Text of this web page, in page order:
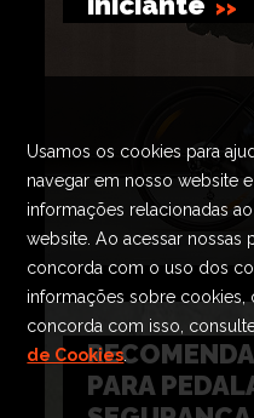
PARA
Usamos os cookies para
navegar em nosso website
informações relacionadas
website. Ao acessar nossas
concorda com o uso dos
informações sobre cookies,
concorda com isso,
de Cookies.